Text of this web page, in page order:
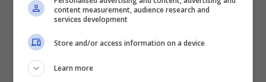
bellissima e talentosaballerinanon è stata
eliminata, ed è ancora nella Scuola. I fans
sperano di vederla anche al
Carola
, l’allieva di
content measurement, audience research and
services development
Store and/or access information on a device
Learn more